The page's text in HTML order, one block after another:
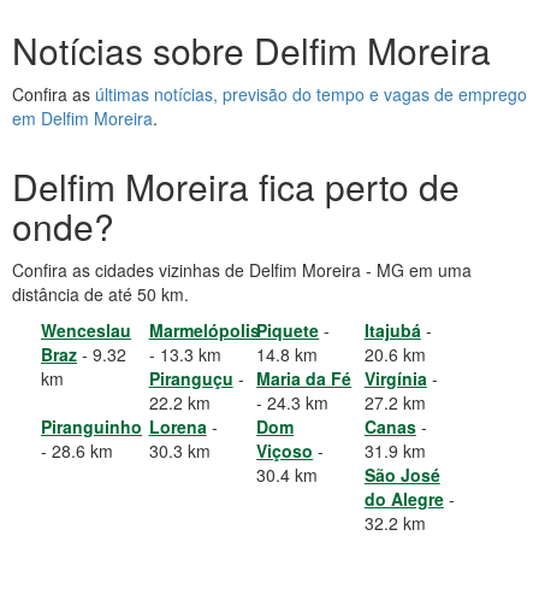
Notícias sobre Delfim Moreira
Confira as últimas notícias, previsão do tempo e vagas de emprego
em Delfim Moreira.
Delfim Moreira fica perto de
onde?
Confira as cidades vizinhas de Delfim Moreira - MG em uma
distância de até 50 km.
Wenceslau
Braz - 9.32
km
Marmelópolis
- 13.3 km
Piquete -
14.8 km
Itajubá-
20.6 km
Piranguçu -
22.2 km
Maria da Fé
- 24.3 km
Virgínia-
27.2 km
Piranguinho
- 28.6 km
Lorena-
30.3 km
Dom
Viçoso -
30.4 km
Canas-
31.9 km
São José
do Alegre-
32.2 km